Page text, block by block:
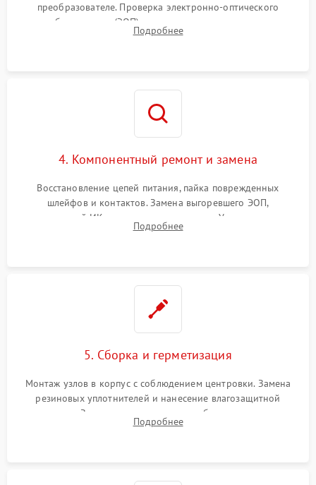
преобразователе. Проверка электронно-оптического
преобразователя (ЭОП) на стенде на предмет эмиссии,
шумов и засветок. Диагностика микросхем цифровых
Подробнее
4. Компонентный ремонт и замена
Восстановление цепей питания, пайка поврежденных
шлейфов и контактов. Замена выгоревшего ЭОП,
неисправной ИК-подсветки или матрицы. Ультразвуковая
очистка плат и удаление загрязнений с линз объектива и
Подробнее
5. Сборка и герметизация
Монтаж узлов в корпус с соблюдением центровки. Замена
резиновых уплотнителей и нанесение влагозащитной
смазки. Заполнение внутреннего объема прицела
осушенным азотом для предотвращения запотевания оптики
Подробнее